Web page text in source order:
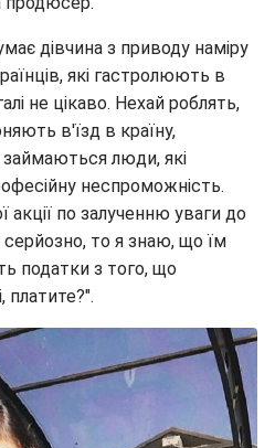
дівчина з приводу наміру
які гастролюють в
не цікаво. Нехай роблять,
в'їзд в країну,
люди, які
неспроможність.
по залученню уваги до
то я знаю, що їм
податки з того, що
платите?".